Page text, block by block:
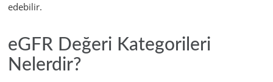
edebilir.
eGFR Değeri Kategorileri
Nelerdir?